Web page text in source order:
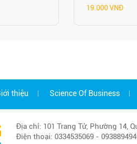
19.000 VNĐ
thiệu Science Of Business
Địa chỉ: 101 Trang Tử, Phường 14,
Điện thoại: 0334535069 -